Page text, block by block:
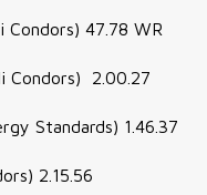
Condors) 47.78 WR
Condors) 2.00.27
Standards) 1.46.37
2.15.56